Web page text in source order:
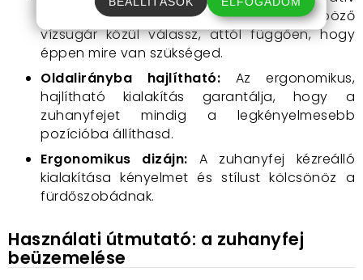
kialakítás lehetővé teszi, hogy két különböző
vízsugár közül válassz, attól függően, hogy
éppen mire van szükséged.
Oldalirányba hajlítható: Az ergonomikus,
hajlítható kialakítás garantálja, hogy a
zuhanyfejet mindig a legkényelmesebb
pozícióba állíthasd.
Ergonomikus dizájn: A zuhanyfej kézreálló
kialakítása kényelmet és stílust kölcsönöz a
fürdőszobádnak.
Használati útmutató: a zuhanyfej
beüzemelése